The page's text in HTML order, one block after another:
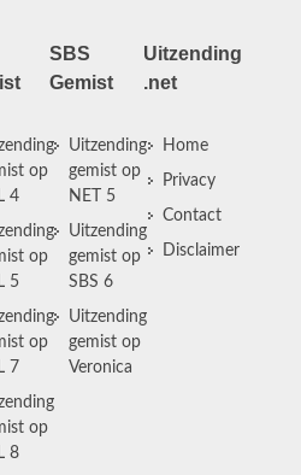
op
4
op
5
op
7
op
8
SBS
Gemist
Uitzending
gemist op
NET 5
Uitzending
gemist op
SBS 6
Uitzending
gemist op
Veronica
Uitzending
.net
Home
Privacy
Contact
Disclaimer